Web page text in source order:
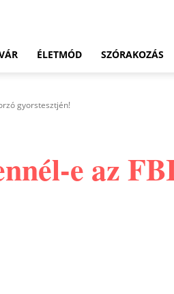
ÉLETMÓD SZÓRAKOZÁS
gyorstesztjén!
e az